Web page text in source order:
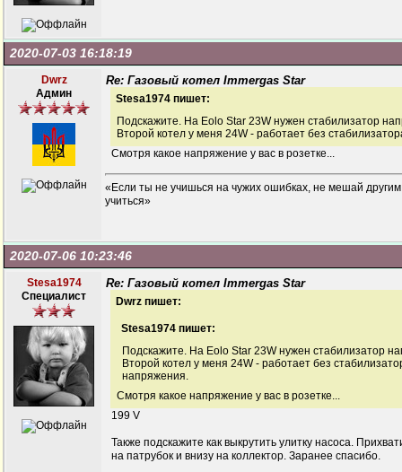
2020-07-03 16:18:19
Dwrz
Админ
Re: Газовый котел Immergas Star
Stesa1974 пишет:
Подскажите. На Eolo Star 23W нужен стабилизатор
Второй котел у меня 24W - работает без
Смотря какое напряжение у вас в розетке...
«Если ты не учишься на чужих ошибках, не мешай другим
учиться»
2020-07-06 10:23:46
Stesa1974
Специалист
Re: Газовый котел Immergas Star
Dwrz пишет:
Stesa1974 пишет:
Подскажите. На Eolo Star 23W нужен стабилизатор
Второй котел у меня 24W - работает без
напряжения.
Смотря какое напряжение у вас в розетке...
199 V
Также подскажите как выкрутить улитку насоса.
на патрубок и внизу на коллектор. Заранее спасибо.